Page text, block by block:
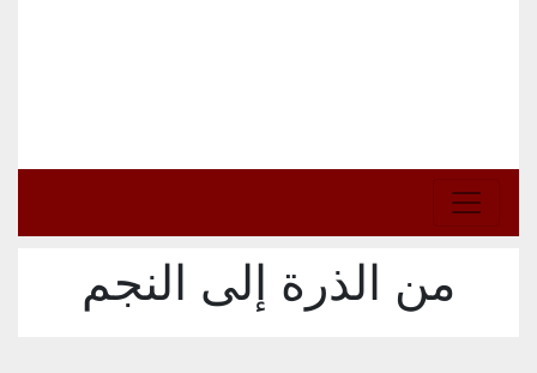
من الذرة إلى النجم